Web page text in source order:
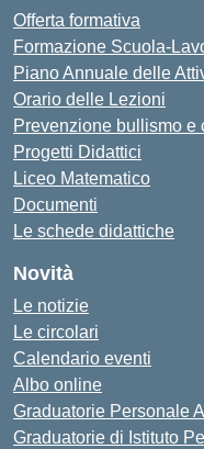
Offerta formativa
Formazione Scuola-
Piano Annuale delle
Orario delle Lezioni
Prevenzione bullismo e
Progetti Didattici
Liceo Matematico
Documenti
Le schede didattiche
Novità
Le notizie
Le circolari
Calendario eventi
Albo online
Graduatorie Personale
Graduatorie di Istituto